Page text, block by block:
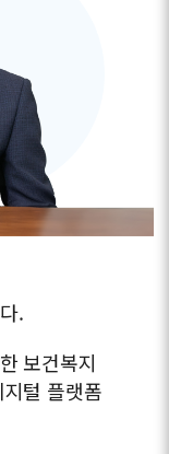
.
보건복지
털 플랫폼